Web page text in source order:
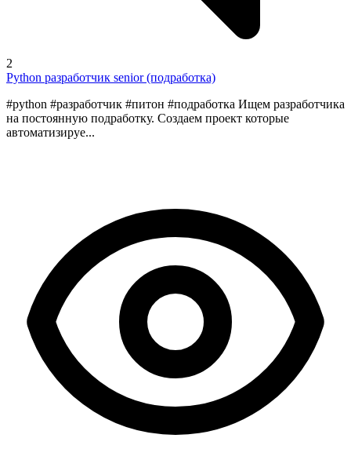
2
Python разработчик senior (подработка)
#python #разработчик #питон #подработка Ищем разработчика
на постоянную подработку. Создаем проект которые
автоматизируе...